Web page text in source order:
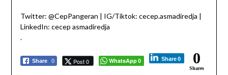
Twitter: @CepPangeran | IG/Tiktok: cecep.asmadiredja |
LinkedIn: cecep asmadiredja
.
Share 0 Post 0 WhatsApp 0 Share 0 0
Shares